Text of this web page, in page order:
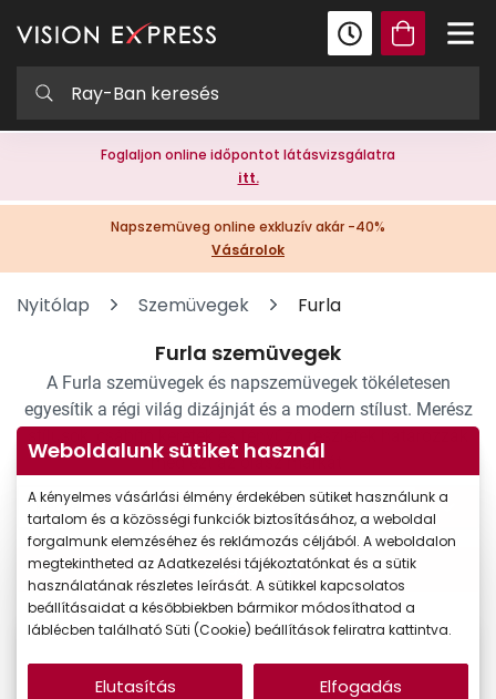
Foglaljon online időpontot látásvizsgálatra
itt.
Napszemüveg online exkluzív akár -40%
Vásárolok
Nyitólap Szemüvegek Furla
Furla szemüvegek
A Furla szemüvegek és napszemüvegek tökéletesen
egyesítik a régi világ dizájnját és a modern stílust. Merész
stílusok, csábító keretek és fényűző részletek határozzák
meg ezt az olasz márkát.
Szűrők
Weboldalunk sütiket használ
A kényelmes vásárlási élmény érdekében sütiket használunk a
tartalom és a közösségi funkciók biztosításához, a weboldal
forgalmunk elemzéséhez és reklámozás céljából. A weboldalon
megtekintheted az Adatkezelési tájékoztatónkat és a sütik
használatának részletes leírását. A sütikkel kapcsolatos
beállításaidat a későbbiekben bármikor módosíthatod a
láblécben található Süti (Cookie) beállítások feliratra kattintva.
Elutasítás Elfogadás